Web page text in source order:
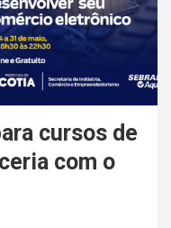
cursos de
com o